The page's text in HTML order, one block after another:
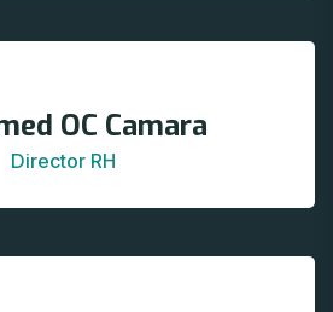
OC Camara
Director RH